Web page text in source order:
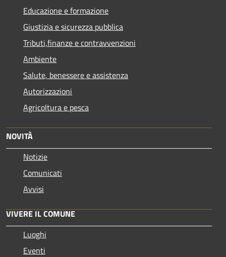
Educazione e formazione
Giustizia e sicurezza pubblica
Tributi,finanze e contravvenzioni
Ambiente
Salute, benessere e assistenza
Autorizzazioni
Agricoltura e pesca
NOVITÀ
Notizie
Comunicati
Avvisi
VIVERE IL COMUNE
Luoghi
Eventi